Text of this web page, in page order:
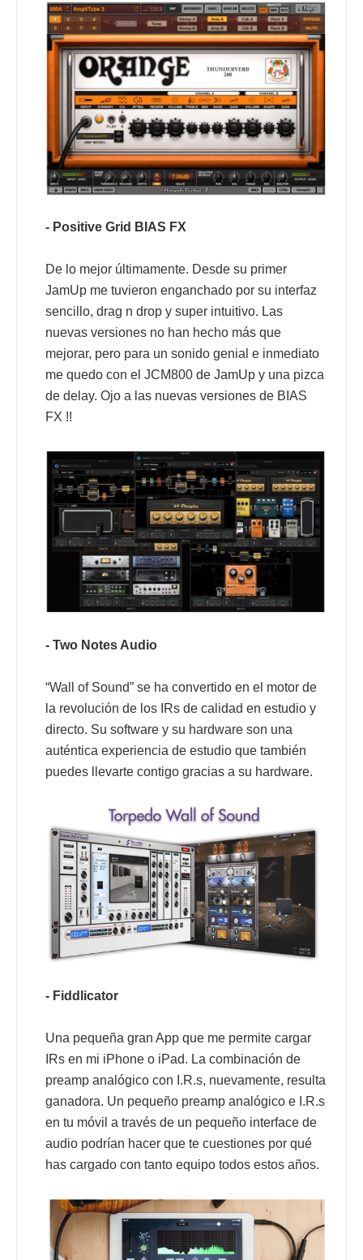
- Positive Grid BIAS FX
De lo mejor últimamente. Desde su primer
JamUp me tuvieron enganchado por su interfaz
sencillo, drag n drop y super intuitivo. Las
nuevas versiones no han hecho más que
mejorar, pero para un sonido genial e inmediato
me quedo con el JCM800 de JamUp y una pizca
de delay. Ojo a las nuevas versiones de BIAS
FX !!
- Two Notes Audio
“Wall of Sound” se ha convertido en el motor de
la revolución de los IRs de calidad en estudio y
directo. Su software y su hardware son una
auténtica experiencia de estudio que también
puedes llevarte contigo gracias a su hardware.
- Fiddlicator
Una pequeña gran App que me permite cargar
IRs en mi iPhone o iPad. La combinación de
preamp analógico con I.R.s, nuevamente, resulta
ganadora. Un pequeño preamp analógico e I.R.s
en tu móvil a través de un pequeño interface de
audio podrían hacer que te cuestiones por qué
has cargado con tanto equipo todos estos años.